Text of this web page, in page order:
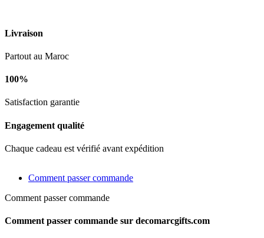
Livraison
Partout au Maroc
100%
Satisfaction garantie
Engagement qualité
Chaque cadeau est vérifié avant expédition
Comment passer commande
Comment passer commande
Comment passer commande sur decomarcgifts.com